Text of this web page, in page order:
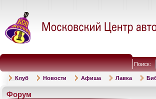
Поиск:
Клуб Новости Афиша Лавка
Форум